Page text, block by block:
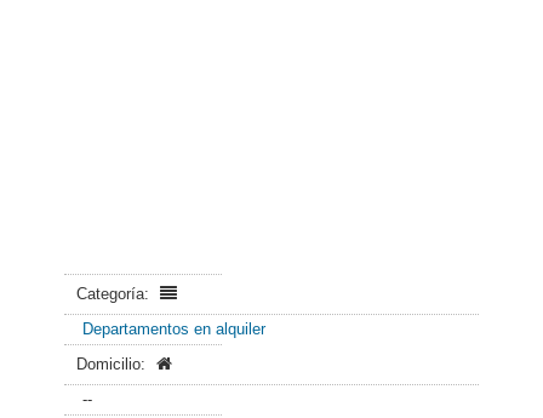
Categoría:
Departamentos en alquiler
Domicilio:
--